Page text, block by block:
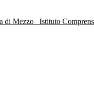
Istituto